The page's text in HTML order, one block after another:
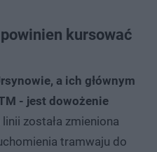
kursować
a ich głównym
- jest dowożenie
linii została zmieniona
tramwaju do